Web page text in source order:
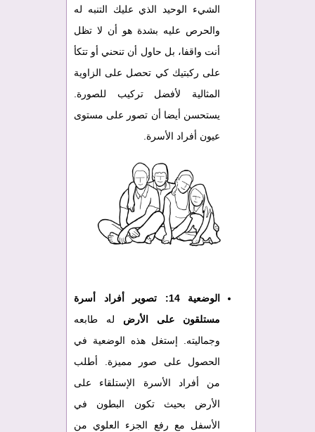
الشيء الوحيد الذي عليك التنبه له
والحرص عليه بشدة هو أن لا تظل
أنت واقفا، بل حاول أن تنحني أو تتكأ
على ركبتيك كي تحصل على الزاوية
المثالية لأفضل تركيب للصورة.
يستحسن أيضا أن تصور على مستوى
عيون أفراد الأسرة.
الوضعية 14:
تصوير أفراد أسرة
مستلقون على الأرض له طابعه
وجماليته. إستغل هذه الوضعية في
الحصول على صور مميزة. أطلب
من أفراد الأسرة الإستلقاء على
الأرض بحيث تكون البطون في
الأسفل مع رفع الجزء العلوي من